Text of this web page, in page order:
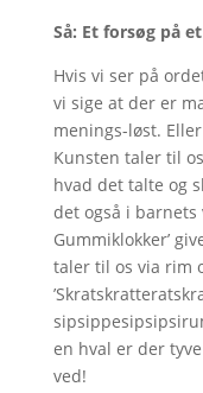
Så: Et forsøg på
Hvis vi ser på
vi sige at der er
menings-løst.
Kunsten taler til
hvad det talte og
det også i barnets
Gummiklokker’
taler til os via rim
en hval er der
ved!